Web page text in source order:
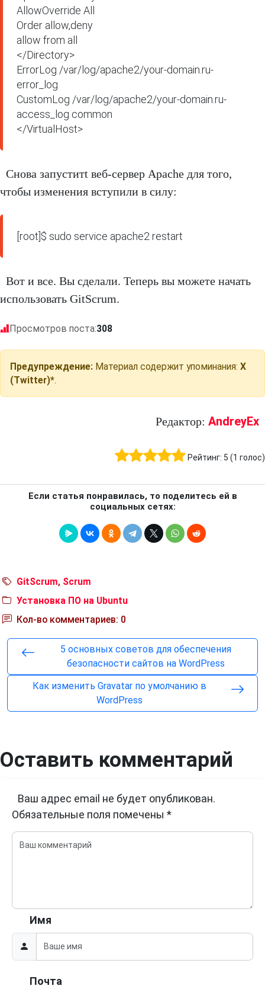
AllowOverride All
Order allow,deny
allow from all
</Directory>
ErrorLog /var/log/apache2/your-domain.ru-
error_log
CustomLog /var/log/apache2/your-domain.ru-
access_log common
</VirtualHost>
Снова запуститt веб-сервер Apache для того,
чтобы изменения вступили в силу:
[root]$ sudo service apache2 restart
Вот и все. Вы сделали. Теперь вы можете начать
использовать GitScrum.
Просмотров поста:308
Предупреждение: Материал содержит упоминания: X
(Twitter)*.
Редактор: AndreyEx
Рейтинг: 5 (1 голос)
Если статья понравилась, то поделитесь ей в
социальных сетях:
GitScrum, Scrum
Установка ПО на Ubuntu
Кол-во комментариев: 0
5 основных советов для обеспечения
безопасности сайтов на WordPress
Как изменить Gravatar по умолчанию в
WordPress
Оставить комментарий
Ваш адрес email не будет опубликован.
Обязательные поля помечены *
Имя
Почта